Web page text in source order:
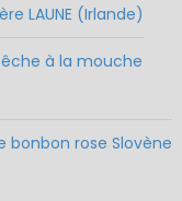
LAUNE (Irlande)
à la mouche
bonbon rose Slovène